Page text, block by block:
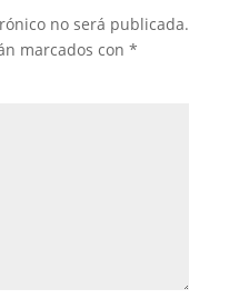
no será publicada.
marcados con *